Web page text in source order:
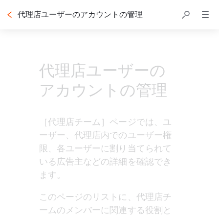
代理店ユーザーのアカウントの管理
代理店ユーザーの
アカウントの管理
［代理店チーム］ページでは、ユ
ーザー、代理店内でのユーザー権
限、各ユーザーに割り当てられて
いる広告主などの詳細を確認でき
ます。
このページのリストに、代理店チ
ームのメンバーに関連する役割と